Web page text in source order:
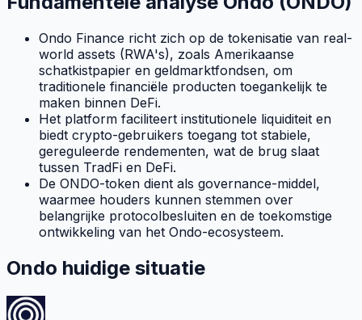
Ondo Finance richt zich op de tokenisatie van real-
world assets (RWA's), zoals Amerikaanse
schatkistpapier en geldmarktfondsen, om
traditionele financiële producten toegankelijk te
maken binnen DeFi.
Het platform faciliteert institutionele liquiditeit en
biedt crypto-gebruikers toegang tot stabiele,
gereguleerde rendementen, wat de brug slaat
tussen TradFi en DeFi.
De ONDO-token dient als governance-middel,
waarmee houders kunnen stemmen over
belangrijke protocolbesluiten en de toekomstige
ontwikkeling van het Ondo-ecosysteem.
Ondo huidige situatie